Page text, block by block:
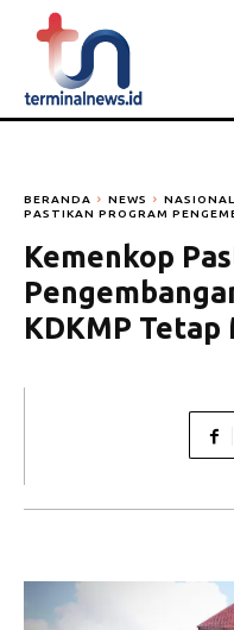
BERANDA NEWS NASIONAL
PASTIKAN PROGRAM
Kemenkop
KDKMP